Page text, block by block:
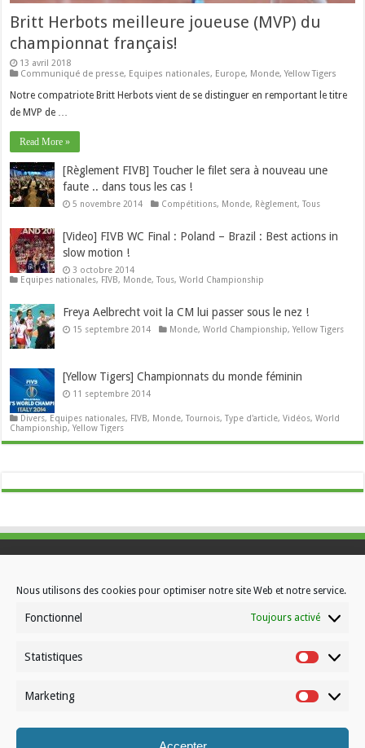
Nous utilisons des cookies pour optimiser notre site Web et notre service.
Fonctionnel Toujours activé
Statistiques
Marketing
Britt Herbots meilleure joueuse (MVP) du
championnat français!
13 avril 2018
Communiqué de presse, Equipes nationales, Europe, Monde,Yellow Tigers
Notre compatriote Britt Herbots vient de se distinguer en remportant le titre
de MVP de …
Read More »
[Règlement FIVB] Toucher le filet sera à nouveau une
faute .. dans tous les cas !
5 novembre 2014 Compétitions, Monde, Règlement,Tous
[Video] FIVB WC Final : Poland – Brazil : Best actions in
slow motion !
3 octobre 2014
Equipes nationales, FIVB, Monde,Tous,World Championship
Freya Aelbrecht voit la CM lui passer sous le nez !
15 septembre 2014 Monde,World Championship,Yellow Tigers
[Yellow Tigers] Championnats du monde féminin
11 septembre 2014
Divers, Equipes nationales, FIVB, Monde,Tournois,Type d'article,Vidéos,World
Championship,Yellow Tigers
Contactez-nous
Choisissez votre formule d’abonnement